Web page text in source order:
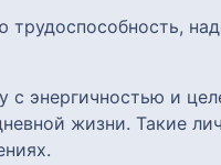
энергичностью и
жизни. Такие